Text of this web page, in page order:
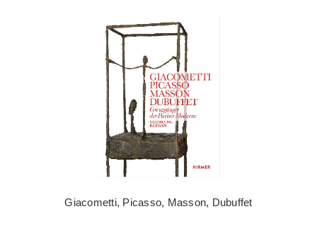
Giacometti, Picasso, Masson, Dubuffet